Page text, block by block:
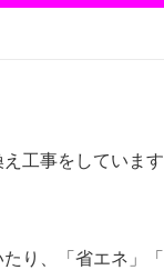
工事をしています
り、「省エネ」「